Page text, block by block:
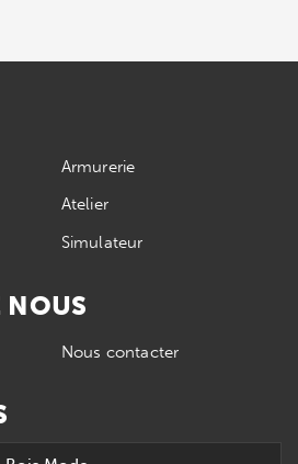
Armurerie
Atelier
Simulateur
NOUS
Nous contacter